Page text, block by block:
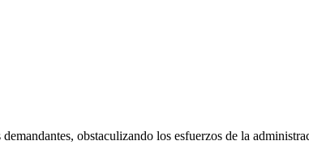
obstaculizando los esfuerzos de la